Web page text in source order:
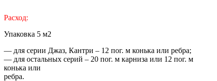
Расход:
Упаковка 5 м2
— для серии Джаз, Кантри – 12 пог. м конька или ребра;
— для остальных серий – 20 пог. м карниза или 12 пог. м
конька или
ребра.